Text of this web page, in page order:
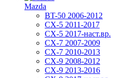
Mazda
BT-50 2006-2012
CX-5 2011-2017
CX-5 2017-наст.вр.
CX-7 2007-2009
CX-7 2010-2013
CX-9 2008-2012
CX-9 2013-2016